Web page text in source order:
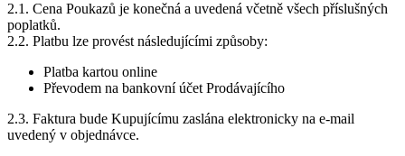
2.1. Cena Poukazů je konečná a uvedená včetně všech příslušných
poplatků.
2.2. Platbu lze provést následujícími způsoby:
Platba kartou online
Převodem na bankovní účet Prodávajícího
2.3. Faktura bude Kupujícímu zaslána elektronicky na e-mail
uvedený v objednávce.